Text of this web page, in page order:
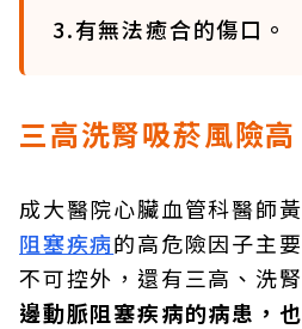
3.有無法癒合的傷口。
三高洗腎吸菸風險高
成大醫院心臟血管科醫師
阻塞疾病的高危險因子主
不可控外，還有三高、洗
邊動脈阻塞疾病的病患，